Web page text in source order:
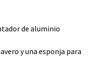
de aluminio
y una esponja para